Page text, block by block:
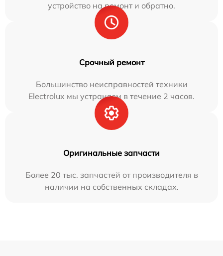
устройство на ремонт и обратно.
Срочный ремонт
Большинство неисправностей техники
Electrolux мы устраняем в течение 2 часов.
Оригинальные запчасти
Более 20 тыс. запчастей от производителя в
наличии на собственных складах.